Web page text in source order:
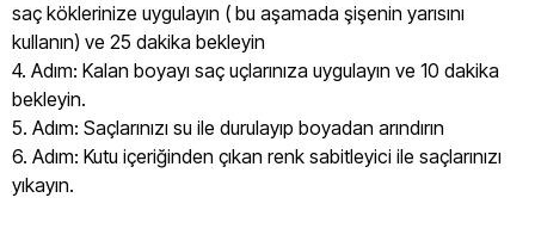
saç köklerinize uygulayın ( bu aşamada şişenin yarısını
kullanın) ve 25 dakika bekleyin
4. Adım: Kalan boyayı saç uçlarınıza uygulayın ve 10 dakika
bekleyin.
5. Adım: Saçlarınızı su ile durulayıp boyadan arındırın
6. Adım: Kutu içeriğinden çıkan renk sabitleyici ile saçlarınızı
yıkayın.